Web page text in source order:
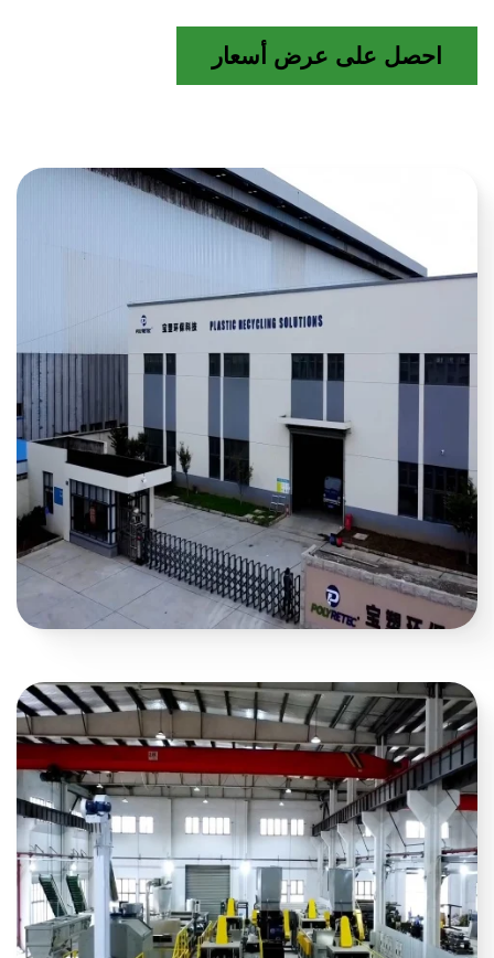
احصل على عرض أسعار